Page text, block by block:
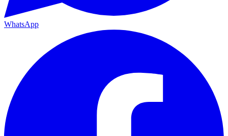
WhatsApp